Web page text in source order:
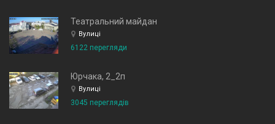
Театральний майдан
Вулиці
6122 перегляди
Юрчака, 2_2п
Вулиці
3045 переглядів